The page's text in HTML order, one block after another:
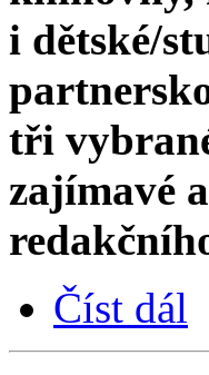
i dětské/
tři
zajímavé
Číst dál